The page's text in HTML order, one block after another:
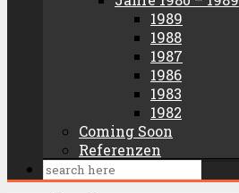
1989
1988
1987
1986
1983
1982
Coming Soon
Referenzen